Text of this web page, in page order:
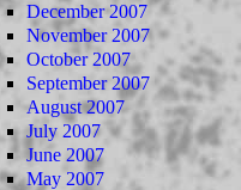
December 2007
November 2007
October 2007
September 2007
August 2007
July 2007
June 2007
May 2007